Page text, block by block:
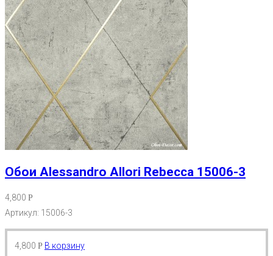
Обои Alessandro Allori Rebecca 15006-3
4,800 Р
Артикул: 15006-3
4,800 Р В корзину